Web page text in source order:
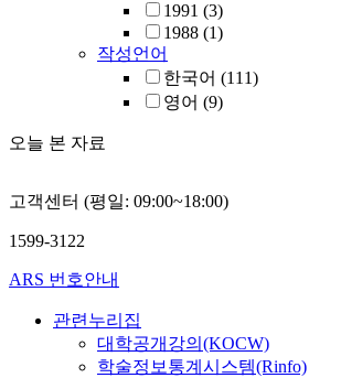
1991 (3)
1988 (1)
작성언어
한국어 (111)
영어 (9)
오늘 본 자료
고객센터 (평일: 09:00~18:00)
1599-3122
ARS 번호안내
관련누리집
대학공개강의(KOCW)
학술정보통계시스템(Rinfo)